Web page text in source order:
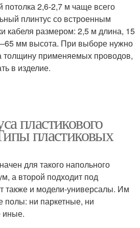
потолка 2,6-2,7 м чаще всего
плинтус со встроенным
кабеля размером: 2,5 м длина, 15
мм высота. При выборе нужно
толщину применяемых проводов,
в изделие.
пластикового
пластиковых
для такого напольного
а второй подходит под
также и модели-универсалы. Им
полы: ни паркетные, ни
иные.